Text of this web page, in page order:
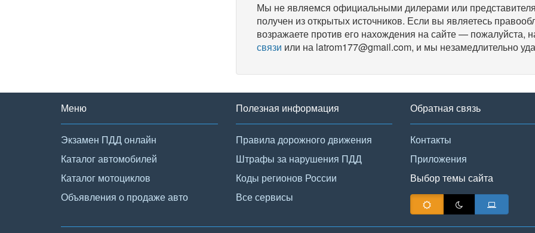
Мы не являемся официальными дилерами или
получен из открытых источников. Если вы являетесь
возражаете против его нахождения на сайте — пожалуйста,
связи или на latrom177@gmail.com, и мы незамедлительно
Меню
Экзамен ПДД онлайн
Каталог автомобилей
Каталог мотоциклов
Объявления о продаже авто
Полезная информация
Правила дорожного движения
Штрафы за нарушения ПДД
Коды регионов России
Все сервисы
Обратная связь
Контакты
Приложения
Выбор темы сайта